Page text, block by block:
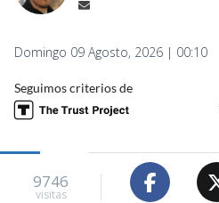
Domingo 09 Agosto, 2026 | 00:10
Seguimos criterios de
9746
visitas